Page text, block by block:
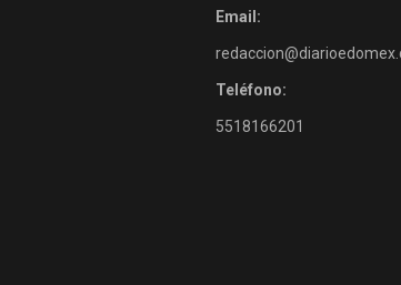
Email:
Teléfono:
5518166201